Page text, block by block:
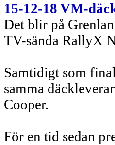
15-12-18 VM-
Det blir på
TV-sända RallyX
Samtidigt som
samma
Cooper.
För en tid sedan